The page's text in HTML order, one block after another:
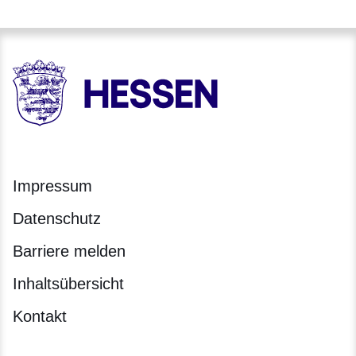
HESSEN - Hessische Landesregierung
Impressum
Datenschutz
Barriere melden
Inhaltsübersicht
Kontakt